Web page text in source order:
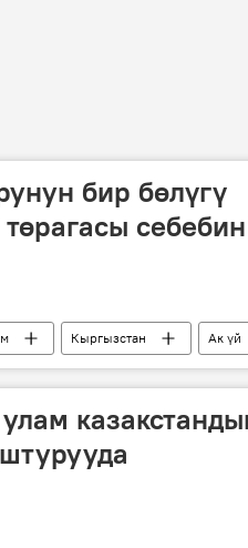
бир бөлүгү
Кыргызстан Ак үй
такта